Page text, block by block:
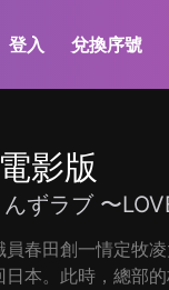
登入 兌換序號
影版
ずラブ 〜
員春田創一情定牧
本。此時，總部